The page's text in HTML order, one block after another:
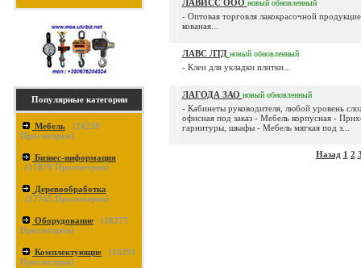
Популярные категории
Мебель (24239
Просмотров)
Бизнес-информация
(17879 Просмотров)
Деревообработка
(17765 Просмотров)
Оборудование (16375
Просмотров)
Комплектующие (16291
Просмотров)
ЛАВИСС ООО новый обновленный
- Оптовая торговля лакокрасочной
кованая...
ЛАВС ЛТД новый обновленный
- Клеи для укладки плитки...
ЛАГОДА ЗАО новый обновленный
- Кабинеты руководителя, любой уровень
офисная под заказ - Мебель корпусная -
гарнитуры, шкафы - Мебель мягкая под з...
Назад 1 2